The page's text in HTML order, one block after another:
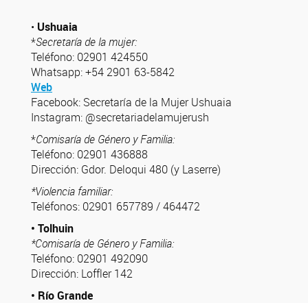
• Ushuaia
*Secretaría de la mujer:
Teléfono: 02901 424550
Whatsapp: +54 2901 63-5842
Web
Facebook: Secretaría de la Mujer Ushuaia
Instagram: @secretariadelamujerush
*Comisaría de Género y Familia:
Teléfono: 02901 436888
Dirección: Gdor. Deloqui 480 (y Laserre)
*Violencia familiar:
Teléfonos: 02901 657789 / 464472
• Tolhuin
*Comisaría de Género y Familia:
Teléfono: 02901 492090
Dirección: Loffler 142
• Río Grande